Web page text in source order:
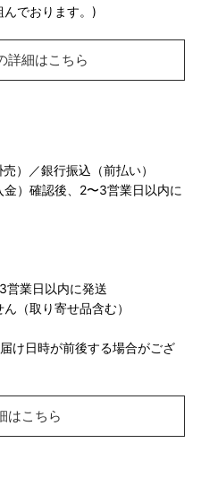
でおります。)
詳細はこちら
）／銀行振込（前払い）
金）確認後、2〜3営業日以内に
営業日以内に発送
（取り寄せ品含む）
け日時が前後する場合がござ
はこちら